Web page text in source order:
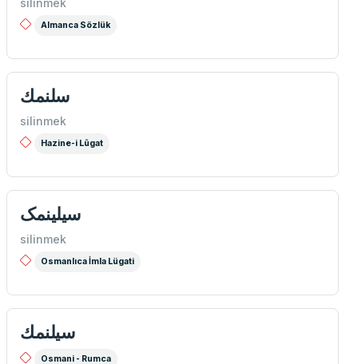
Almanca Sözlük
سلنمك
silinmek
Hazine-i Lûgat
سیلینمک
silinmek
Osmanlıca İmla Lügati
سيلنمك
Osmani - Rumca